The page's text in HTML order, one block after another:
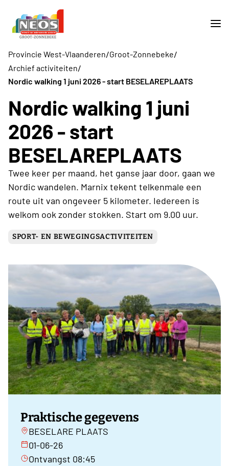
Provincie West-Vlaanderen/Groot-Zonnebeke/
Archief activiteiten/
Nordic walking 1 juni 2026 - start BESELAREPLAATS
Nordic walking 1 juni
2026 - start
BESELAREPLAATS
Twee keer per maand, het ganse jaar door, gaan we
Nordic wandelen. Marnix tekent telkenmale een
route uit van ongeveer 5 kilometer. Iedereen is
welkom ook zonder stokken. Start om 9.00 uur.
SPORT- EN BEWEGINGSACTIVITEITEN
Praktische gegevens
BESELARE PLAATS
01-06-26
Ontvangst 08:45